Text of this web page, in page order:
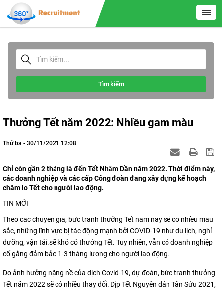
Tìm kiếm
Thưởng Tết năm 2022: Nhiều gam màu
Thứ ba - 30/11/2021 12:08
Chỉ còn gần 2 tháng là đến Tết Nhâm Dần năm 2022. Thời điểm này,
các doanh nghiệp và các cấp Công đoàn đang xây dựng kế hoạch
chăm lo Tết cho người lao động.
TIN MỚI
Theo các chuyên gia, bức tranh thưởng Tết năm nay sẽ có nhiều màu
sắc, những lĩnh vực bị tác động mạnh bởi COVID-19 như du lịch, nghỉ
dưỡng, vận tải.sẽ khó có thưởng Tết. Tuy nhiên, vẫn có doanh nghiệp
cố gắng đảm bảo 1-3 tháng lương cho người lao động.
Do ảnh hưởng nặng nề của dịch Covid-19, dự đoán, bức tranh thưởng
Tết năm 2022 sẽ có nhiều thay đổi. Dịp Tết Nguyên đán Tân Sửu 2021,